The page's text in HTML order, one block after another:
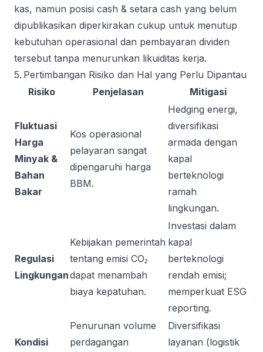
kas, namun posisi cash & setara cash yang belum
dipublikasikan diperkirakan cukup untuk menutup
kebutuhan operasional dan pembayaran dividen
tersebut tanpa menurunkan likuiditas kerja.
5. Pertimbangan Risiko dan Hal yang Perlu Dipantau
Risiko
Penjelasan Mitigasi
Fluktuasi
Harga
Minyak &
Bahan
Bakar
Kos operasional
pelayaran sangat
dipengaruhi harga
BBM.
Hedging energi,
diversifikasi
armada dengan
kapal
berteknologi
ramah
lingkungan.
Regulasi
Lingkungan
Kebijakan pemerintah
tentang emisi CO₂
dapat menambah
biaya kepatuhan.
Investasi dalam
kapal
berteknologi
rendah emisi;
memperkuat ESG
reporting.
Kondisi
Penurunan volume
perdagangan
Diversifikasi
layanan (logistik